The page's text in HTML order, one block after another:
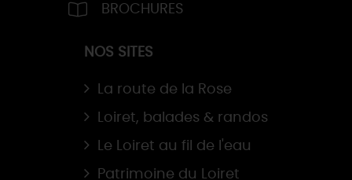
BROCHURES
NOS SITES
La route de la Rose
Loiret, balades & randos
Le Loiret au fil de l'eau
Patrimoine du Loiret